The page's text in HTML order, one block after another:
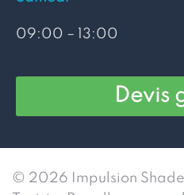
09:00 – 13:00
Devis
© 2026 Impulsion